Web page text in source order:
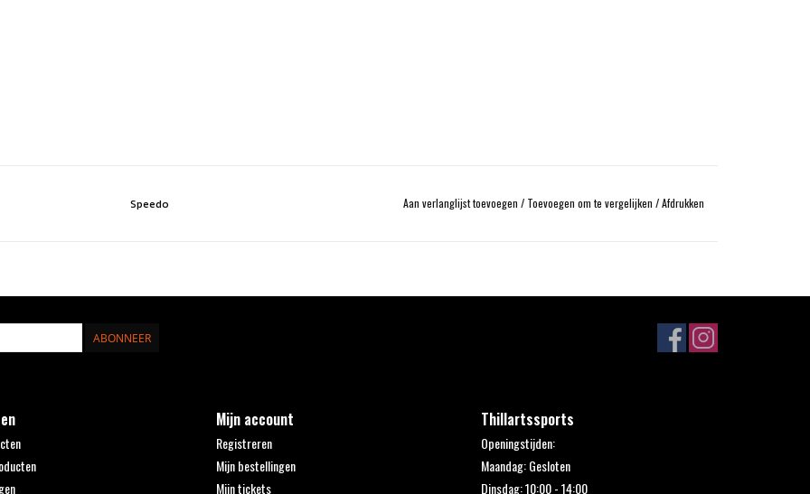
Speedo Aan verlanglijst toevoegen / Toevoegen om te vergelijken /Afdrukken
ABONNEER
Mijn account
Registreren
Mijn bestellingen
Mijn tickets
Thillartssports
Openingstijden:
Maandag: Gesloten
Dinsdag: 10:00 - 14:00